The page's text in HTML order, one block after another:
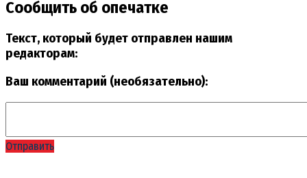
Сообщить об опечатке
Текст, который будет отправлен нашим
редакторам:
Ваш комментарий (необязательно):
Отправить